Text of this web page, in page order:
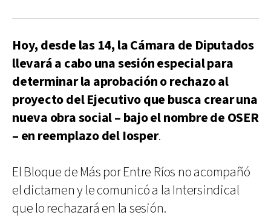
Hoy, desde las 14, la Cámara de Diputados
llevará a cabo una sesión especial para
determinar la aprobación o rechazo al
proyecto del Ejecutivo que busca crear una
nueva obra social – bajo el nombre de OSER
– en reemplazo del Iosper.
El Bloque de Más por Entre Ríos no acompañó
el dictamen y le comunicó a la Intersindical
que lo rechazará en la sesión.